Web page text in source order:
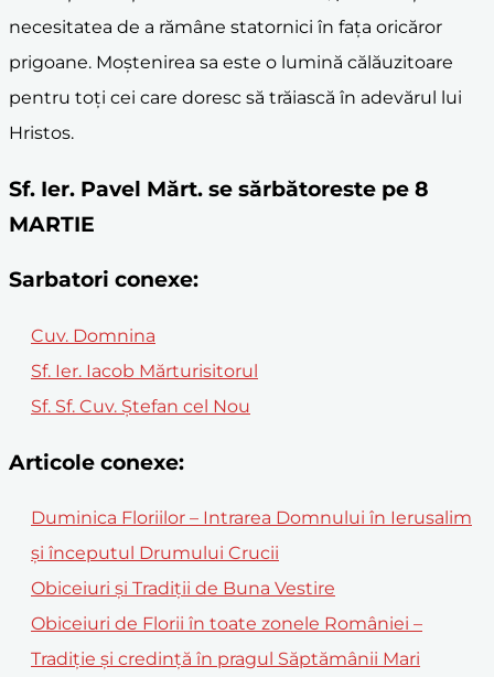
necesitatea de a rămâne statornici în fața oricăror
prigoane. Moștenirea sa este o lumină călăuzitoare
pentru toți cei care doresc să trăiască în adevărul lui
Hristos.
Sf. Ier. Pavel Mărt. se sărbătoreste pe 8
MARTIE
Sarbatori conexe:
Cuv. Domnina
Sf. Ier. Iacob Mărturisitorul
Sf. Sf. Cuv. Ştefan cel Nou
Articole conexe:
Duminica Floriilor – Intrarea Domnului în Ierusalim
și începutul Drumului Crucii
Obiceiuri și Tradiții de Buna Vestire
Obiceiuri de Florii în toate zonele României –
Tradiție și credință în pragul Săptămânii Mari